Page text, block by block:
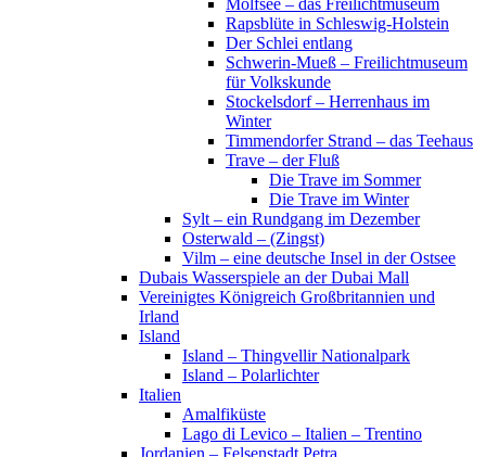
Molfsee – das Freilichtmuseum
Rapsblüte in Schleswig-Holstein
Der Schlei entlang
Schwerin-Mueß – Freilichtmuseum
für Volkskunde
Stockelsdorf – Herrenhaus im
Winter
Timmendorfer Strand – das Teehaus
Trave – der Fluß
Die Trave im Sommer
Die Trave im Winter
Sylt – ein Rundgang im Dezember
Osterwald – (Zingst)
Vilm – eine deutsche Insel in der Ostsee
Dubais Wasserspiele an der Dubai Mall
Vereinigtes Königreich Großbritannien und
Irland
Island
Island – Thingvellir Nationalpark
Island – Polarlichter
Italien
Amalfiküste
Lago di Levico – Italien – Trentino
Jordanien – Felsenstadt Petra